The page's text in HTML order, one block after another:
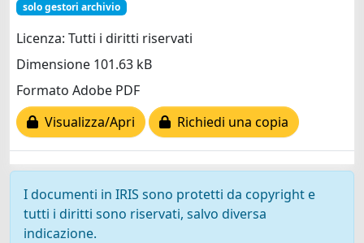
solo gestori archivio
Licenza: Tutti i diritti riservati
Dimensione 101.63 kB
Formato Adobe PDF
Visualizza/Apri
Richiedi una copia
I documenti in IRIS sono protetti da copyright e
tutti i diritti sono riservati, salvo diversa
indicazione.